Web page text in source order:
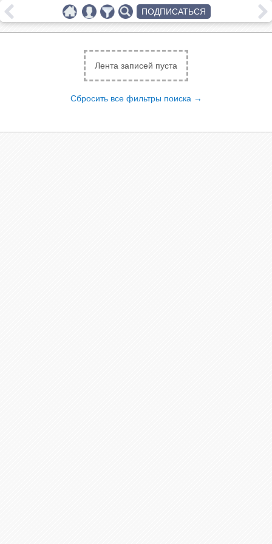
Лента записей пуста
Сбросить все фильтры поиска →
ПОДПИСАТЬСЯ